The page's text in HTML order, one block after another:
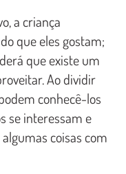
a criança
que eles gostam;
que existe um
Ao dividir
conhecê-los
se interessam e
coisas com